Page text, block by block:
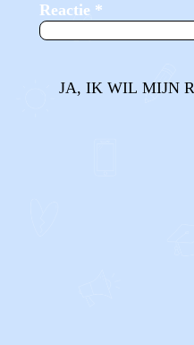
Reactie *
JA, IK WIL MIJN